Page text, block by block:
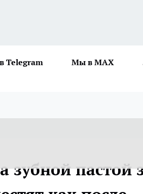
Telegram Мы в MAX
пастой